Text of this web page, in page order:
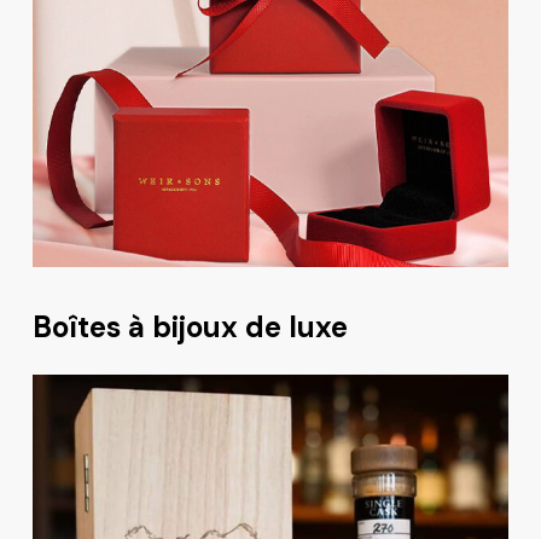
Boîtes à bijoux de luxe